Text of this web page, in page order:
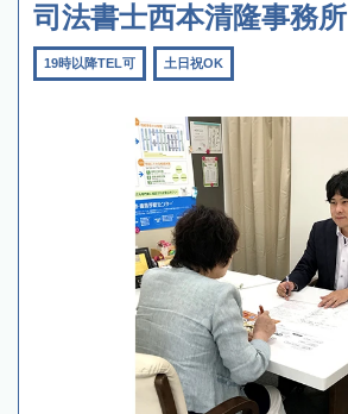
司法書士西本清隆事務所
19時以降TEL可 土日祝OK